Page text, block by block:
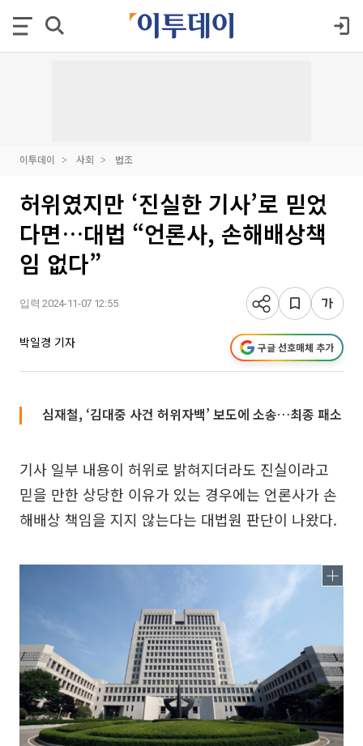
이투데이 사회 법조
허위였지만 ‘진실한 기사’로 믿었
다면…대법 “언론사, 손해배상책
임 없다”
입력 2024-11-07 12:55
박일경 기자 구글 선호매체 추가
심재철, ‘김대중 사건 허위자백’ 보도에 소송…최종 패소
기사 일부 내용이 허위로 밝혀지더라도 진실이라고
믿을 만한 상당한 이유가 있는 경우에는 언론사가 손
해배상 책임을 지지 않는다는 대법원 판단이 나왔다.